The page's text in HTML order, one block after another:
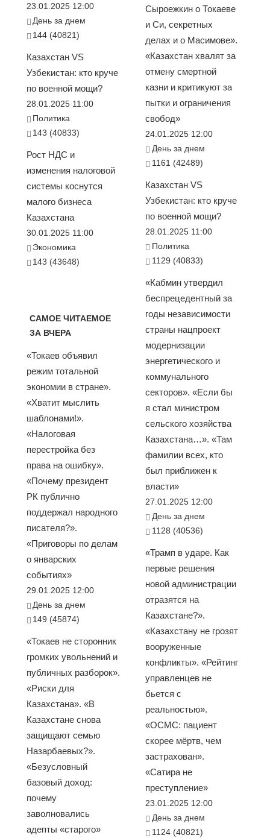
23.01.2025 12:00
День за днем
144 (40821)
Казахстан VS
Узбекистан: кто круче
по военной мощи?
28.01.2025 11:00
Политика
143 (40833)
Рост НДС и
изменения налоговой
системы коснутся
малого бизнеса
Казахстана
30.01.2025 11:00
Экономика
143 (43648)
САМОЕ ЧИТАЕМОЕ
ЗА ВЧЕРА
«Токаев объявил
режим тотальной
экономии в стране».
«Хватит мыслить
шаблонами!».
«Налоговая
перестройка без
права на ошибку».
«Почему президент
РК публично
поддержал народного
писателя?».
«Приговоры по делам
о январских
событиях»
29.01.2025 12:00
День за днем
149 (45874)
«Токаев не сторонник
громких увольнений и
публичных разборок».
«Риски для
Казахстана». «В
Казахстане снова
защищают семью
Назарбаевых?».
«Безусловный
базовый доход:
почему
заволновались
адепты «старого»
Сыроежкин о Токаеве
и Си, секретных
делах и о Масимове».
«Казахстан хвалят за
отмену смертной
казни и критикуют за
пытки и ограничения
свобод»
24.01.2025 12:00
День за днем
1161 (42489)
Казахстан VS
Узбекистан: кто круче
по военной мощи?
28.01.2025 11:00
Политика
1129 (40833)
«Кабмин утвердил
беспрецедентный за
годы независимости
страны нацпроект
модернизации
энергетического и
коммунального
секторов». «Если бы
я стал министром
сельского хозяйства
Казахстана…». «Там
фамилии всех, кто
был приближен к
власти»
27.01.2025 12:00
День за днем
1128 (40536)
«Трамп в ударе. Как
первые решения
новой администрации
отразятся на
Казахстане?».
«Казахстану не грозят
вооруженные
конфликты». «Рейтинг
управленцев не
бьется с
реальностью».
«ОСМС: пациент
скорее мёртв, чем
застрахован».
«Сатира не
преступление»
23.01.2025 12:00
День за днем
1124 (40821)